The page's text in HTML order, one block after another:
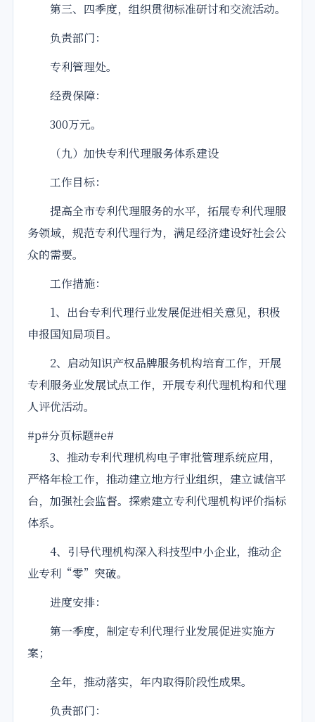
第三、四季度，组织贯彻标准研讨和交流活动。
负责部门：
专利管理处。
经费保障：
300万元。
（九）加快专利代理服务体系建设
工作目标：
提高全市专利代理服务的水平，拓展专利代理服
务领域，规范专利代理行为，满足经济建设好社会公
众的需要。
工作措施：
1、出台专利代理行业发展促进相关意见，积极
申报国知局项目。
2、启动知识产权品牌服务机构培育工作，开展
专利服务业发展试点工作，开展专利代理机构和代理
人评优活动。
#p#分页标题#e#
3、推动专利代理机构电子审批管理系统应用，
严格年检工作，推动建立地方行业组织，建立诚信平
台，加强社会监督。探索建立专利代理机构评价指标
体系。
4、引导代理机构深入科技型中小企业，推动企
业专利“零”突破。
进度安排：
第一季度，制定专利代理行业发展促进实施方
案；
全年，推动落实，年内取得阶段性成果。
负责部门：